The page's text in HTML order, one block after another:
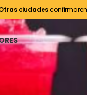
Otras ciudades